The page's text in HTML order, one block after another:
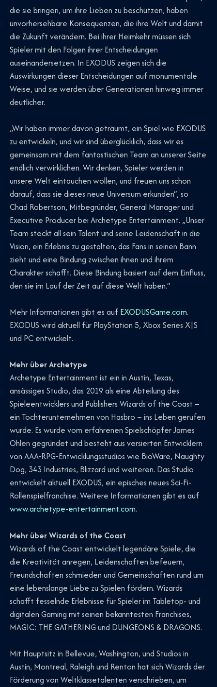
die sie bringen, um ihre Lieben zu beschützen, haben
unvorhersehbare Konsequenzen, die ihre Welt und damit
die Zukunft verändern. Bei ihrer Heimkehr müssen sich
Spieler mit den Folgen ihrer Entscheidungen
auseinandersetzen. In EXODUS zeigen sich die
Auswirkungen dieser Entscheidungen auf monumentale
Weise, und sie werden über Generationen hinweg immer
deutlicher.
„Wir haben immer davon geträumt, ein Spiel wie EXODUS
zu entwickeln, und wir sind überglücklich, dass wir es
gemeinsam mit dem fantastischen Team an unserer Seite
endlich verwirklichen. Wir denken, Spieler werden in
unsere Welt eintauchen wollen, und freuen uns schon
darauf, dass sie dieses neue Universum erkunden“, so
Chad Robertson, Mitbegründer, General Manager und
Executive Producer bei Archetype Entertainment. „Unser
Team steckt all sein Talent und seine Leidenschaft in die
Vision, ein Erlebnis zu gestalten, das Fans in seinen Bann
zieht und eine Bindung zwischen ihnen und ihrem
Charakter schafft. Diese Bindung basiert auf dem Einfluss,
den sie im Lauf der Zeit auf diese Welt haben.“
Mehr Informationen gibt es auf EXODUSGame.com.
EXODUS wird aktuell für PlayStation 5, Xbox Series X|S
und PC entwickelt.
Mehr über Archetype
Archetype Entertainment ist ein in Austin, Texas,
ansässiges Studio, das 2019 als eine Abteilung des
Spieleentwicklers und Publishers Wizards of the Coast –
ein Tochterunternehmen von Hasbro – ins Leben gerufen
wurde. Es wurde vom erfahrenen Spielschöpfer James
Ohlen gegründet und besteht aus versierten Entwicklern
von AAA-RPG-Entwicklungsstudios wie BioWare, Naughty
Dog, 343 Industries, Blizzard und weiteren. Das Studio
entwickelt aktuell EXODUS, ein episches neues Sci-Fi-
Rollenspielfranchise. Weitere Informationen gibt es auf
www.archetype-entertainment.com.
Mehr über Wizards of the Coast
Wizards of the Coast entwickelt legendäre Spiele, die
die Kreativität anregen, Leidenschaften befeuern,
Freundschaften schmieden und Gemeinschaften rund um
eine lebenslange Liebe zu Spielen fördern. Wizards
schafft fesselnde Erlebnisse für Spieler im Tabletop- und
digitalen Gaming mit seinen bekanntesten Franchises,
MAGIC: THE GATHERING und DUNGEONS & DRAGONS.
Mit Hauptsitz in Bellevue, Washington, und Studios in
Austin, Montreal, Raleigh und Renton hat sich Wizards der
Förderung von Weltklassetalenten verschrieben, um